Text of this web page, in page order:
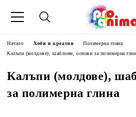
Начало Хоби и креатив
Полимерна глина
Калъпи (молдове), шаблони, основи за полимерна
Калъпи (молдове),
за полимерна глина